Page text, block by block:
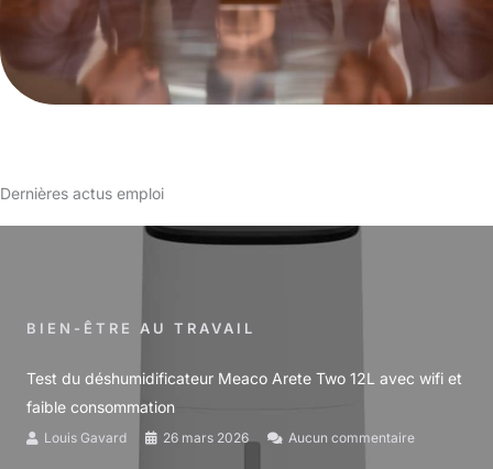
Dernières actus emploi
BIEN-ÊTRE AU TRAVAIL
Test du déshumidificateur Meaco Arete Two 12L avec wifi et
faible consommation
Louis Gavard 26 mars 2026 Aucun commentaire